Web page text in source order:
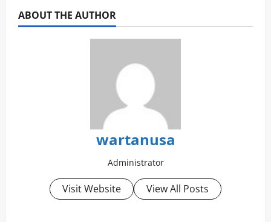
ABOUT THE AUTHOR
wartanusa
Administrator
Visit Website View All Posts